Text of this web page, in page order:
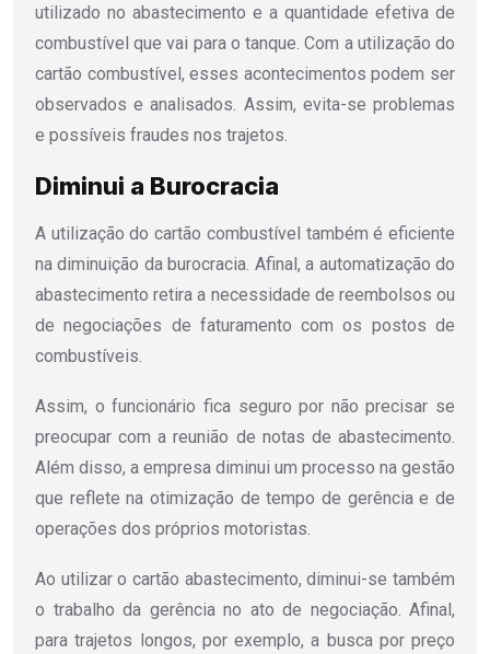
utilizado no abastecimento e a quantidade efetiva de
combustível que vai para o tanque. Com a utilização do
cartão combustível, esses acontecimentos podem ser
observados e analisados. Assim, evita-se problemas
e possíveis fraudes nos trajetos.
Diminui a Burocracia
A utilização do cartão combustível também é eficiente
na diminuição da burocracia. Afinal, a automatização do
abastecimento retira a necessidade de reembolsos ou
de negociações de faturamento com os postos de
combustíveis.
Assim, o funcionário fica seguro por não precisar se
preocupar com a reunião de notas de abastecimento.
Além disso, a empresa diminui um processo na gestão
que reflete na otimização de tempo de gerência e de
operações dos próprios motoristas.
Ao utilizar o cartão abastecimento, diminui-se também
o trabalho da gerência no ato de negociação. Afinal,
para trajetos longos, por exemplo, a busca por preço